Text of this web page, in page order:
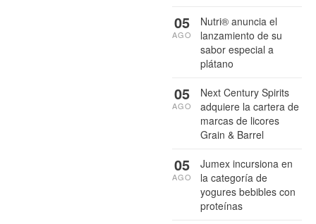
Nutri® anuncia el
lanzamiento de su
sabor especial a
plátano
05
AGO
Next Century Spirits
adquiere la cartera de
marcas de licores
Grain & Barrel
05
AGO
Jumex incursiona en
la categoría de
yogures bebibles con
proteínas
05
AGO